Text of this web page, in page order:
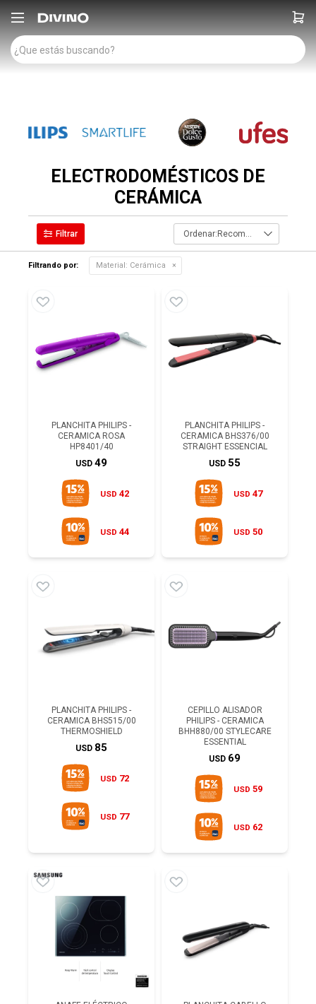

ELECTRODOMÉSTICOS DE
CERÁMICA
Recomendados
Filtrando por: Material: Cerámica
PLANCHITA PHILIPS -
CERAMICA ROSA
HP8401/40
USD 49
USD 42
USD 44
PLANCHITA PHILIPS -
CERAMICA BHS376/00
STRAIGHT ESSENCIAL
USD 55
USD 47
USD 50
PLANCHITA PHILIPS -
CERAMICA BHS515/00
THERMOSHIELD
USD 85
USD 72
USD 77
CEPILLO ALISADOR
PHILIPS - CERAMICA
BHH880/00 STYLECARE
ESSENTIAL
USD 69
USD 59
USD 62